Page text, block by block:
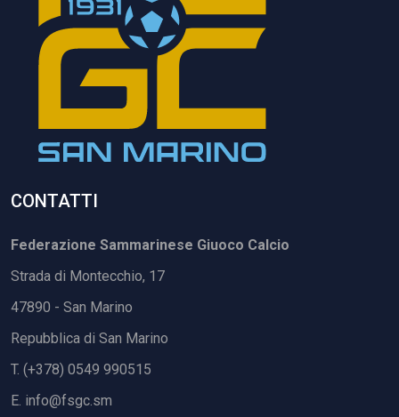
CONTATTI
Federazione Sammarinese Giuoco Calcio
Strada di Montecchio, 17
47890 - San Marino
Repubblica di San Marino
T. (+378) 0549 990515
E. info@fsgc.sm